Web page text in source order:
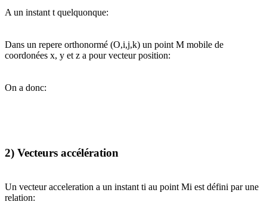
A un instant t quelquonque:
Dans un repere orthonormé (O,i,j,k) un point M mobile de
coordonées x, y et z a pour vecteur position:
On a donc:
2) Vecteurs accélération
Un vecteur acceleration a un instant ti au point Mi est défini par une
relation: